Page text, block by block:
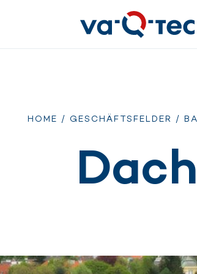
HOME / GESCHÄFTSFELDER /
Dach